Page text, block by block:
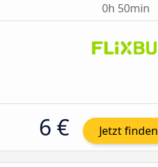
0h 50min
6 € Jetzt finden